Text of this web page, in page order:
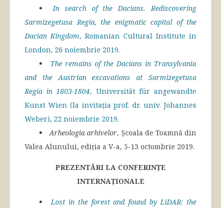
In search of the Dacians. Rediscovering
Sarmizegetusa Regia, the enigmatic capital of the
Dacian Kingdom, Romanian Cultural Institute in
London, 26 noiembrie 2019.
The remains of the Dacians in Transylvania
and the Austrian excavations at Sarmizegetusa
Regia in 1803-1804, Universität für angewandte
Kunst Wien (la invitația prof. dr. univ. Johannes
Weber), 22 noiembrie 2019.
Arheologia arhivelor, Școala de Toamnă din
Valea Alunului, ediția a V-a, 5-13 octombrie 2019.
PREZENTĂRI LA CONFERINȚE
INTERNAȚIONALE
Lost in the forest and found by LiDAR: the